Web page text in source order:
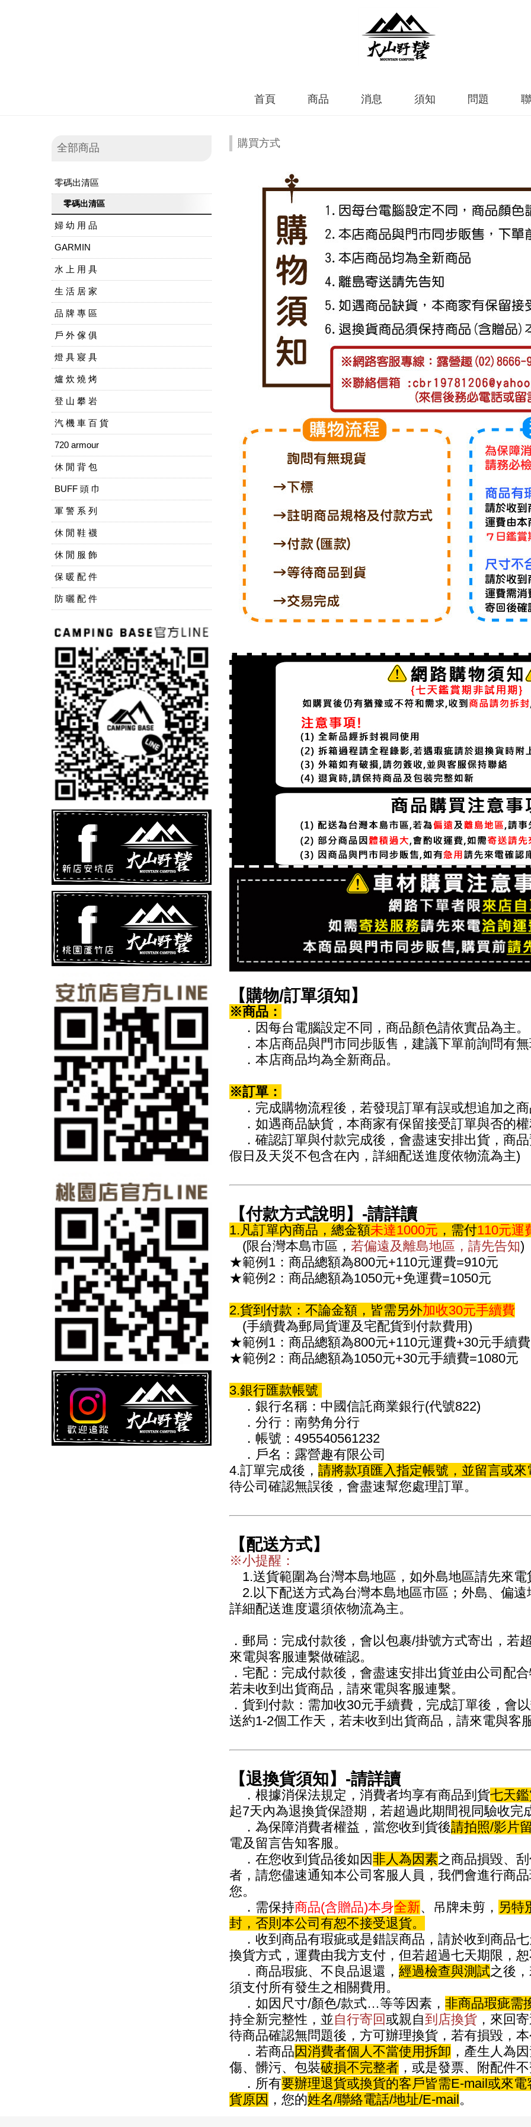
首頁 商品 消息 須知 問題
全部商品
零碼出清區
零碼出清區
婦 幼 用 品
GARMIN
水 上 用 具
生 活 居 家
品 牌 專 區
戶 外 傢 俱
燈 具 寢 具
爐 炊 燒 烤
登 山 攀 岩
汽 機 車 百 貨
720 armour
休 閒 背 包
BUFF 頭 巾
軍 警 系 列
休 閒 鞋 襪
休 閒 服 飾
保 暖 配 件
防 曬 配 件
購買方式
【購物/訂單須知】
※商品：
．因每台電腦設定不同，商品顏色請依實品為主。
．本店商品與門市同步販售，建議下單前詢問有
．本店商品均為全新商品。
※訂單：
．完成購物流程後，若發現訂單有誤或想追加之
．如遇商品缺貨，本商家有保留接受訂單與否的
．確認訂單與付款完成後，會盡速安排出貨，商
假日及天災不包含在內，詳細配送進度依物流為主)
【付款方式說明】-請詳讀
1.凡訂單內商品，總金額未達1000元 ，需付110元運
(限台灣本島市區， 若偏遠及離島地區，請先告知)
★範例1：商品總額為800元+110元運費=910元
★範例2：商品總額為1050元+免運費=1050元
2.貨到付款：不論金額，皆需另外加收30元手續費
(手續費為郵局貨運及宅配貨到付款費用)
★範例1：商品總額為800元+110元運費+30元手續
★範例2：商品總額為1050元+30元手續費=1080元
3.銀行匯款帳號
．銀行名稱：中國信託商業銀行(代號822)
．分行：南勢角分行
．帳號：495540561232
．戶名：露營趣有限公司
4.訂單完成後， 請將款項匯入指定帳號，並留言或來
待公司確認無誤後，會盡速幫您處理訂單。
【配送方式】
※小提醒：
1.送貨範圍為台灣本島地區，如外島地區請先來電
2.以下配送方式為台灣本島地區市區；外島、偏
詳細配送進度還須依物流為主。
．郵局：完成付款後，會以包裹/掛號方式寄出，若
來電與客服連繫做確認。
．宅配：完成付款後，會盡速安排出貨並由公司配
若未收到出貨商品，請來電與客服連繫。
．貨到付款：需加收30元手續費，完成訂單後，會
送約1-2個工作天，若未收到出貨商品，請來電與客
【退換貨須知】-請詳讀
．根據消保法規定，消費者均享有商品到貨七天
起7天內為退換貨保證期，若超過此期間視同驗收完
．為保障消費者權益，當您收到貨後請拍照/影片
電及留言告知客服。
．在您收到貨品後如因非人為因素之商品損毀、
者，請您儘速通知本公司客服人員，我們會進行商
您。
．需保持商品(含贈品)本身全新、吊牌未剪， 另特
封，否則本公司有恕不接受退貨。
．收到商品有瑕疵或是錯誤商品，請於收到商品
換貨方式，運費由我方支付，但若超過七天期限，
．商品瑕疵、不良品退還， 經過檢查與測試之後
須支付所有發生之相關費用。
．如因尺寸/顏色/款式…等等因素， 非商品瑕疵需
持全新完整性，並 自行寄回或親自到店換貨 ，來回
待商品確認無問題後，方可辦理換貨，若有損毀，
．若商品因消費者個人不當使用拆卸 ，產生人為
傷、髒污、包裝破損不完整者 ，或是發票、附配件
．所有要辦理退貨或換貨的客戶皆需E-mail或來電
貨原因 ，您的姓名/聯絡電話/地址/E-mail。